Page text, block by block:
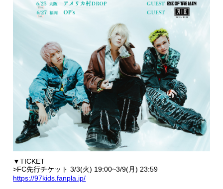
▼TICKET
>FC先行チケット 3/3(火) 19:00~3/9(月) 23:59
https://97kids.fanpla.jp/